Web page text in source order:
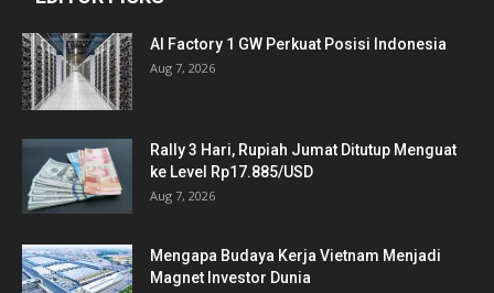
AI Factory 1 GW Perkuat Posisi Indonesia
Aug 7, 2026
Rally 3 Hari, Rupiah Jumat Ditutup Menguat
ke Level Rp17.885/USD
Aug 7, 2026
Mengapa Budaya Kerja Vietnam Menjadi
Magnet Investor Dunia